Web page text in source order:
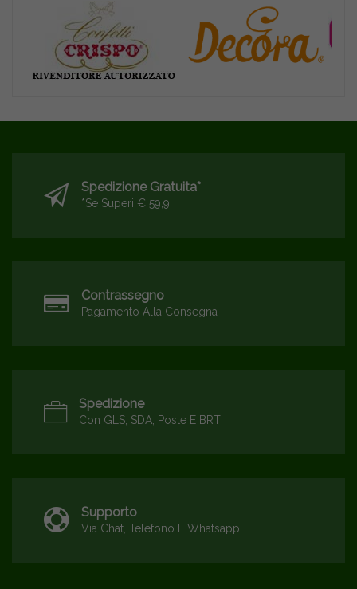
Spedizione Gratuita*
*se Superi € 59,9
Contrassegno
Pagamento Alla Consegna
Spedizione
Con GLS, SDA, Poste E BRT
Supporto
Via Chat, Telefono E Whatsapp